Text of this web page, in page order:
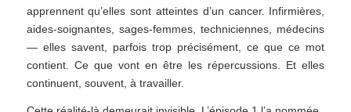
apprennent qu’elles sont atteintes d’un cancer. Infirmières,
aides-soignantes, sages-femmes, techniciennes, médecins
— elles savent, parfois trop précisément, ce que ce mot
contient. Ce que vont en être les répercussions. Et elles
continuent, souvent, à travailler.